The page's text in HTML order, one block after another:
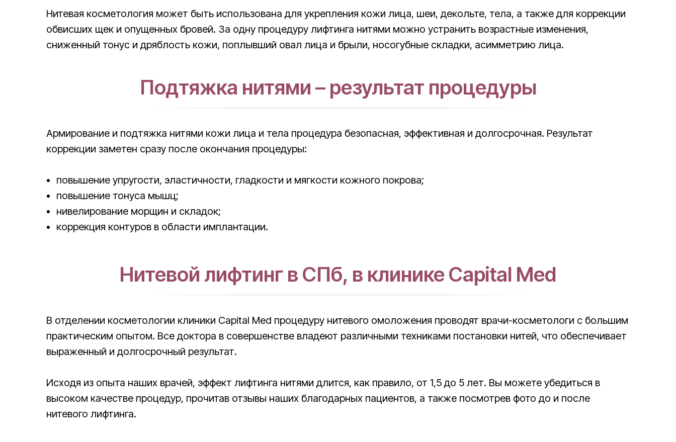
Нитевая косметология может быть использована для укрепления кожи лица, шеи, декольте, тела, а также для коррекции
обвисших щек и опущенных бровей. За одну процедуру лифтинга нитями можно устранить возрастные изменения,
сниженный тонус и дряблость кожи, поплывший овал лица и брыли, носогубные складки, асимметрию лица.
Подтяжка нитями – результат процедуры
Армирование и подтяжка нитями кожи лица и тела процедура безопасная, эффективная и долгосрочная. Результат
коррекции заметен сразу после окончания процедуры:
повышение упругости, эластичности, гладкости и мягкости кожного покрова;
повышение тонуса мышц;
нивелирование морщин и складок;
коррекция контуров в области имплантации.
Нитевой лифтинг в СПб, в клинике Capital Med
В отделении косметологии клиники Capital Med процедуру нитевого омоложения проводят врачи-косметологи с большим
практическим опытом. Все доктора в совершенстве владеют различными техниками постановки нитей, что обеспечивает
выраженный и долгосрочный результат.
Исходя из опыта наших врачей, эффект лифтинга нитями длится, как правило, от 1,5 до 5 лет. Вы можете убедиться в
высоком качестве процедур, прочитав отзывы наших благодарных пациентов, а также посмотрев фото до и после
нитевого лифтинга.